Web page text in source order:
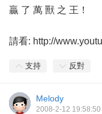
贏 了 萬 獸 之 王！
請看: http://
支持 反對
Melody
2008-2-12 19:58:50